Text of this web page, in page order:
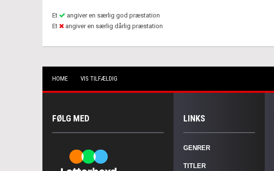
Et
angiver en særlig god præstation
Et
angiver en særlig dårlig præstation
HOME VIS TILFÆLDIG
FØLG MED LINKS
GENRER
TITLER